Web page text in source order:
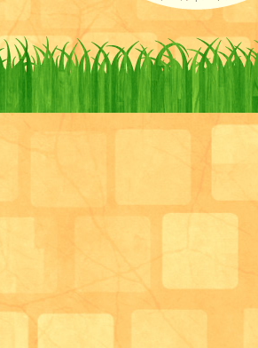
座位体前屈
歩行時間
Up & Go Test